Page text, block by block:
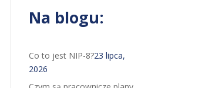
Na blogu:
Co to jest NIP-8?23 lipca,
2026